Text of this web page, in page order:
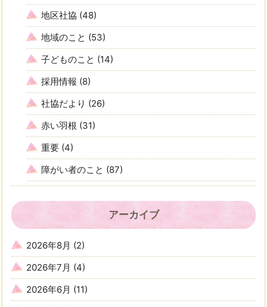
地区社協 (48)
地域のこと (53)
子どものこと (14)
採用情報 (8)
社協だより (26)
赤い羽根 (31)
重要 (4)
障がい者のこと (87)
アーカイブ
2026年8月 (2)
2026年7月 (4)
2026年6月 (11)